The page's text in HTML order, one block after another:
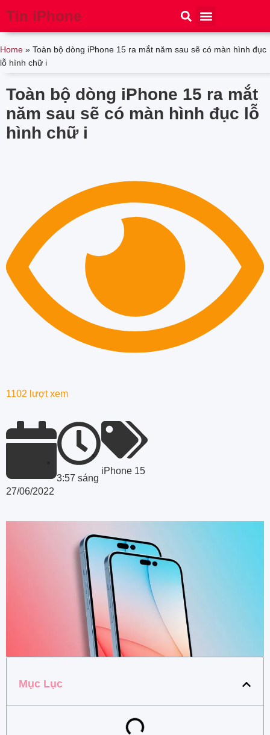
Tin iPhone
Home » Toàn bộ dòng iPhone 15 ra mắt năm sau sẽ có màn hình đục
lỗ hình chữ i
Toàn bộ dòng iPhone 15 ra mắt
năm sau sẽ có màn hình đục lỗ
hình chữ i
1102 lượt xem
27/06/2022
3:57 sáng
iPhone 15
Mục Lục